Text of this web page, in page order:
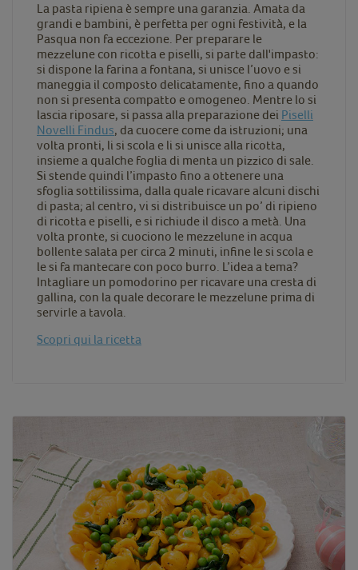
La pasta ripiena è sempre una garanzia. Amata da
grandi e bambini, è perfetta per ogni festività, e la
Pasqua non fa eccezione. Per preparare le
mezzelune con ricotta e piselli, si parte dall'impasto:
si dispone la farina a fontana, si unisce l’uovo e si
maneggia il composto delicatamente, fino a quando
non si presenta compatto e omogeneo. Mentre lo si
lascia riposare, si passa alla preparazione dei Piselli
Novelli Findus, da cuocere come da istruzioni; una
volta pronti, li si scola e li si unisce alla ricotta,
insieme a qualche foglia di menta un pizzico di sale.
Si stende quindi l’impasto fino a ottenere una
sfoglia sottilissima, dalla quale ricavare alcuni dischi
di pasta; al centro, vi si distribuisce un po’ di ripieno
di ricotta e piselli, e si richiude il disco a metà. Una
volta pronte, si cuociono le mezzelune in acqua
bollente salata per circa 2 minuti, infine le si scola e
le si fa mantecare con poco burro. L’idea a tema?
Intagliare un pomodorino per ricavare una cresta di
gallina, con la quale decorare le mezzelune prima di
servirle a tavola.
Scopri qui la ricetta